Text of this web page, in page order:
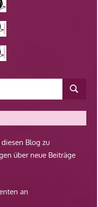
Blog zu
über neue Beiträge
an